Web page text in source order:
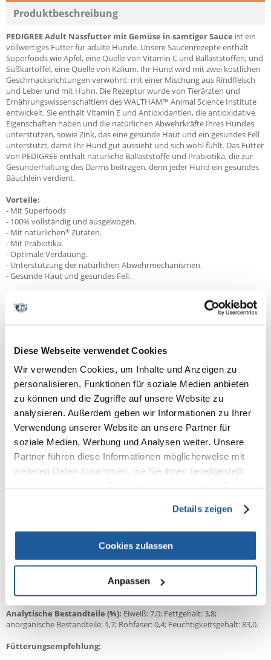
Diese Webseite verwendet Cookies
Wir verwenden Cookies, um Inhalte und Anzeigen zu
personalisieren, Funktionen für soziale Medien anbieten
zu können und die Zugriffe auf unsere Website zu
analysieren. Außerdem geben wir Informationen zu Ihrer
Verwendung unserer Website an unsere Partner für
soziale Medien, Werbung und Analysen weiter. Unsere
Partner führen diese Informationen möglicherweise mit
weiteren Daten zusammen, die Sie ihnen bereitgestellt
Details zeigen
Cookies zulassen
Anpassen
Produktbeschreibung
PEDIGREE Adult Nassfutter mit Gemüse in samtiger Sauce ist ein
vollwertiges Futter für adulte Hunde. Unsere Saucenrezepte enthält
Superfoods wie Apfel, eine Quelle von Vitamin C und Ballaststoffen, und
Süßkartoffel, eine Quelle von Kalium. Ihr Hund wird mit zwei köstlichen
Geschmacksrichtungen verwöhnt: mit einer Mischung aus Rindfleisch
und Leber und mit Huhn. Die Rezeptur wurde von Tierärzten und
Ernährungswissenschaftlern des WALTHAM™ Animal Science Institute
entwickelt. Sie enthält Vitamin E und Antioxidantien, die antioxidative
Eigenschaften haben und die natürlichen Abwehrkräfte Ihres Hundes
unterstützen, sowie Zink, das eine gesunde Haut und ein gesundes Fell
unterstützt, damit Ihr Hund gut aussieht und sich wohl fühlt. Das Futter
von PEDIGREE enthält natürliche Ballaststoffe und Präbiotika, die zur
Gesunderhaltung des Darms beitragen, denn jeder Hund ein gesundes
Bäuchlein verdient.
Vorteile:
- Mit Superfoods
- 100% vollständig und ausgewogen.
- Mit natürlichen* Zutaten.
- Mit Präbiotika.
- Optimale Verdauung.
- Unterstützung der natürlichen Abwehrmechanismen.
- Gesunde Haut und gesundes Fell.
Mit einer Mischung aus Rindfleisch und Leber und Gemüse.
Zusammensetzung:
Fleisch und tierische Erzeugnisse^ (u.a.
Rindfleischmischung 6% und Schweineleber 9,6% in Stücken**),
pflanzliche Eiweißextrakte, Erzeugnisse pflanzlichen Ursprungs
0,1%), Obst (Apfelpulver 0,01%). ^96% natürlichen Ursprungs.
**Getreide macht in der Regel 42% des Produkts aus.
Zusammensetzung:Fleisch und Erzeugnisse tierischen Ursprungs^
(darunter Hühnerfleisch 14% und Schweineleber 9,6% in Stücken**),
Getreide, Gemüse (darunter getrocknete Karotten- und
Erbsenmischung 0,8%, entsprechend Karotten- und Erbsenmischung
4%, Süßkartoffelpulver 0,01%), pflanzliche Eiweißextrakte, Erzeugnisse
pflanzlichen Ursprungs (Rübenschnitzel 0,5%), Mineralstoffe, Hefe
Zusatzstoffe / 1 kg: Nahrungsergänzungsmittel:
Vitamin E: 28,0 mg, Kupfer (Kupfer(II)-sulfat, Pentahydrat): 1,6 mg, Jod
(Calciumjodat, wasserfrei): 0,26 mg, Eisen (Eisen(II)-sulfat-Monohydrat):
3,4 mg, Mangan (Mangansulfat, Monohydrat): 2,0 mg, Zink (Zinksulfat,
Monohydrat): 15,9 mg.
Analytische Bestandteile (%): Eiweiß: 7,0; Fettgehalt: 3,8;
anorganische Bestandteile: 1,7; Rohfaser: 0,4; Feuchtigkeitsgehalt: 83,0.
Fütterungsempfehlung: